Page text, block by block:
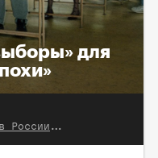
для
Первый электоральный цикл в России (1993–1996). М.: Весь Мир, 2000